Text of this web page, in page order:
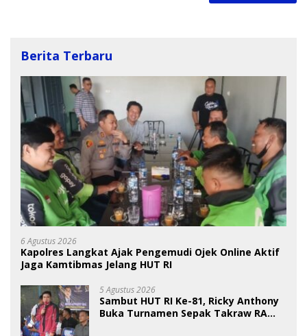
Berita Terbaru
6 Agustus 2026
Kapolres Langkat Ajak Pengemudi Ojek Online Aktif
Jaga Kamtibmas Jelang HUT RI
5 Agustus 2026
Sambut HUT RI Ke-81, Ricky Anthony
Buka Turnamen Sepak Takraw RA